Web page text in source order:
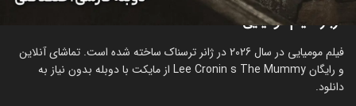
درباره فیلم مومیایی
فیلم مومیایی در سال 2026 در ژانر ترسناک ساخته شده است. تماشای آنلاین
و رایگان Lee Cronin s The Mummy از مایکت با دوبله بدون نیاز به
دانلود.